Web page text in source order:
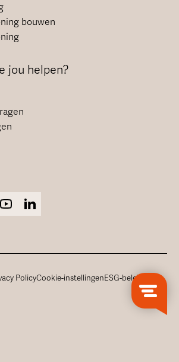
bouwen
jou helpen?
PolicyCookie-instellingenESG-beleid